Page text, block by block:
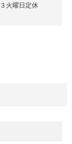
火曜日定休